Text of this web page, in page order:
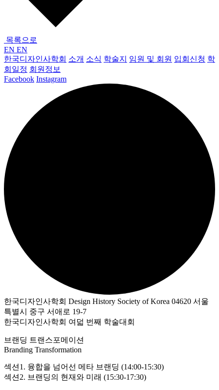
목록으로
EN EN
한국디자인사학회 소개 소식 학술지 임원 및 회원 입회신청 학
회일정 회원정보
Facebook Instagram
한국디자인사학회 Design History Society of Korea 04620 서울
특별시 중구 서애로 19-7
한국디자인사학회 여덟 번째 학술대회
브랜딩 트랜스포메이션
Branding Transformation
섹션1. 융합을 넘어선 메타 브랜딩 (14:00-15:30)
섹션2. 브랜딩의 현재와 미래 (15:30-17:30)